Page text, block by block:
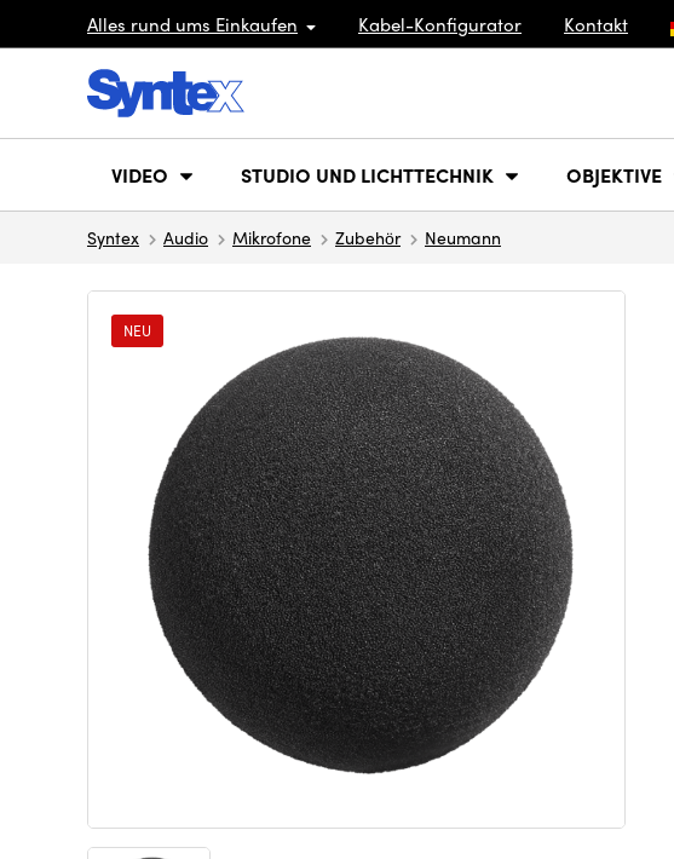
Alles rund ums Einkaufen Kabel-Konfigurator Kontakt
VIDEO STUDIO UND LICHTTECHNIK OBJEKTIVE
Syntex Audio Mikrofone Zubehör Neumann
NEU